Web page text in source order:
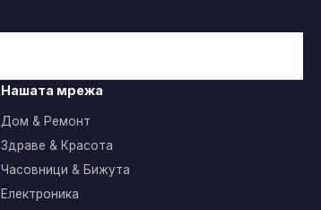
Нашата мрежа
Дом & Ремонт
Здраве & Красота
Часовници & Бижута
Електроника